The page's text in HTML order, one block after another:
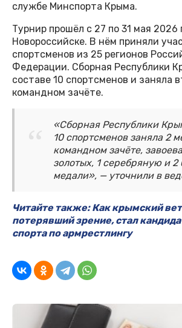
службе Минспорта Крыма.
Турнир прошёл с 27 по 31 мая 2026
Новороссийске. В нём приняли
спортсменов из 25 регионов
Федерации. Сборная Республики
составе 10 спортсменов и заняла
командном зачёте.
«Сборная Республики
10 спортсменов заняла 2
командном зачёте,
золотых, 1 серебряную и 2
медали», — уточнили в
Читайте также: Как крымский
потерявший зрение, стал
спорта по армрестлингу